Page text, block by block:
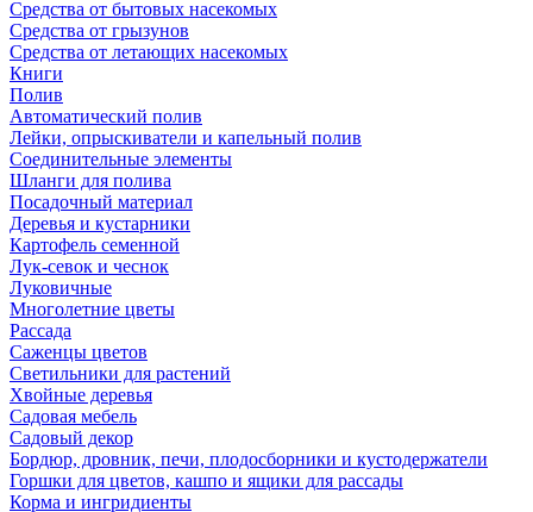
Средства от бытовых насекомых
Средства от грызунов
Средства от летающих насекомых
Книги
Полив
Автоматический полив
Лейки, опрыскиватели и капельный полив
Соединительные элементы
Шланги для полива
Посадочный материал
Деревья и кустарники
Картофель семенной
Лук-севок и чеснок
Луковичные
Многолетние цветы
Рассада
Саженцы цветов
Светильники для растений
Хвойные деревья
Садовая мебель
Садовый декор
Бордюр, дровник, печи, плодосборники и кустодержатели
Горшки для цветов, кашпо и ящики для рассады
Корма и ингридиенты